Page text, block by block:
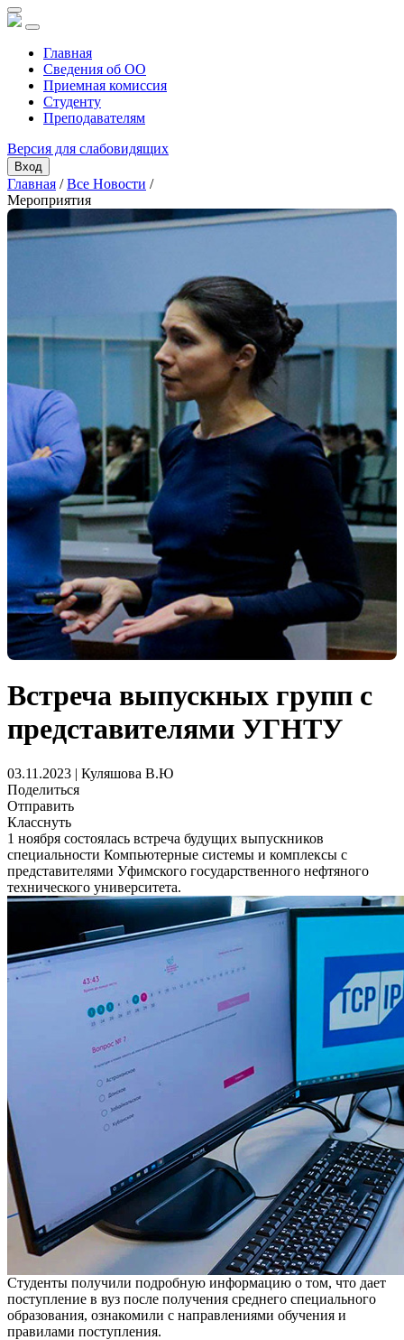
Главная
Сведения об ОО
Приемная комиссия
Студенту
Преподавателям
Версия для слабовидящих
Вход
Главная /Все Новости /
Мероприятия
Встреча выпускных групп с
представителями УГНТУ
03.11.2023 | Куляшова В.Ю
Поделиться
Отправить
Класснуть
1 ноября состоялась встреча будущих выпускников
специальности Компьютерные системы и комплексы с
представителями Уфимского государственного нефтяного
технического университета.
Студенты получили подробную информацию о том, что дает
поступление в вуз после получения среднего специального
образования, ознакомили с направлениями обучения и
правилами поступления.